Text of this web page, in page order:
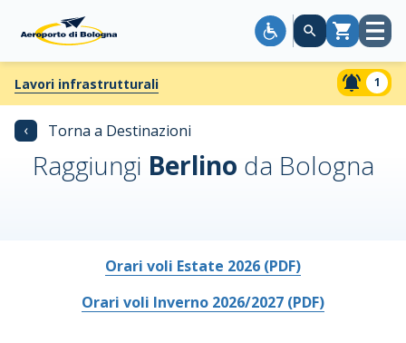
CarrelloApri
Lavori infrastrutturali 1
‹ Torna a Destinazioni
Raggiungi Berlino da Bologna
Orari voli Estate 2026 (PDF)
Orari voli Inverno 2026/2027 (PDF)